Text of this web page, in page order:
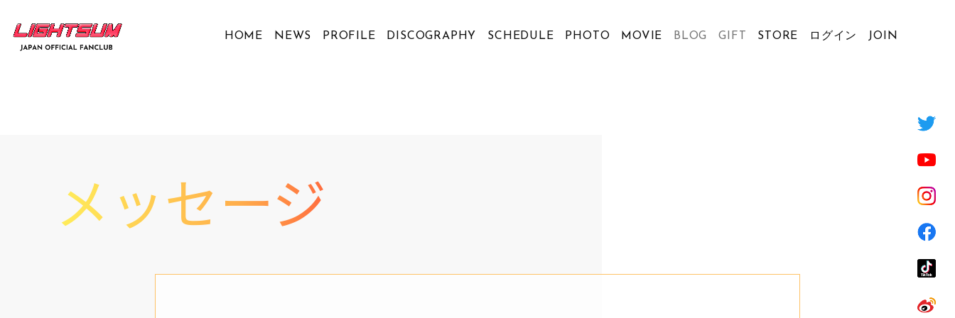
HOME NEWS PROFILE DISCOGRAPHY SCHEDULE PHOTO MOVIE BLOG GIFT STORE ログイン JOIN
メッセージ